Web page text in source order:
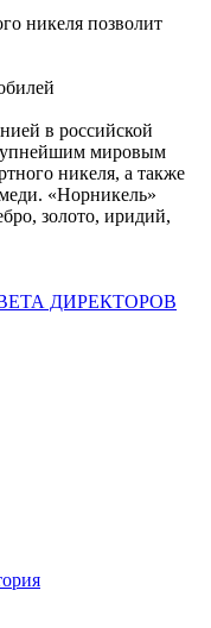
никеля позволит
в российской
мировым
никеля, а также
«Норникель»
золото, иридий,
ДИРЕКТОРОВ